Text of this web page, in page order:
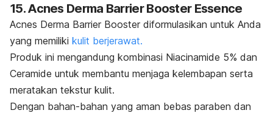
15. Acnes Derma Barrier Booster Essence
Acnes Derma Barrier Booster diformulasikan untuk Anda
yang memiliki kulit berjerawat.
Produk ini mengandung kombinasi Niacinamide 5% dan
Ceramide untuk membantu menjaga kelembapan serta
meratakan tekstur kulit.
Dengan bahan-bahan yang aman bebas paraben dan